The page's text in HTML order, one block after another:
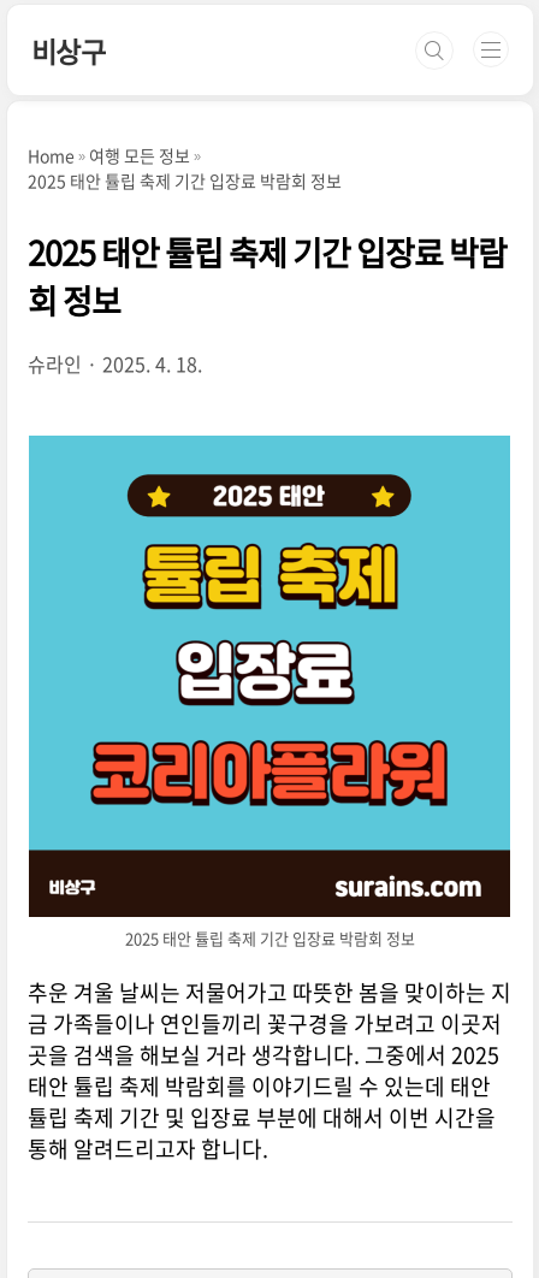
비상구
Home
여행 모든 정보
2025 태안 튤립 축제 기간 입장료 박람회 정보
2025 태안 튤립 축제 기간 입장료 박람
회 정보
슈라인 2025. 4. 18.
2025 태안 튤립 축제 기간 입장료 박람회 정보
추운 겨울 날씨는 저물어가고 따뜻한 봄을 맞이하는 지
금 가족들이나 연인들끼리 꽃구경을 가보려고 이곳저
곳을 검색을 해보실 거라 생각합니다. 그중에서 2025
태안 튤립 축제 박람회를 이야기드릴 수 있는데 태안
튤립 축제 기간 및 입장료 부분에 대해서 이번 시간을
통해 알려드리고자 합니다.